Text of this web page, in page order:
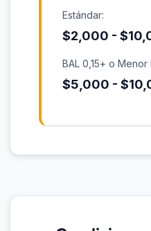
Estándar:
$2,000 -
BAL 0,15+ o Menor
$5,000 -